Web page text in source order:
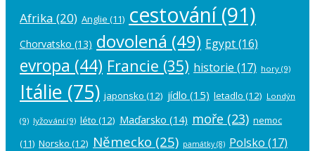
Afrika (20) Anglie (11) cestování(91)
Chorvatsko (13) dovolená (49) Egypt(16)
evropa (44) Francie (35) historie (17) hory (9)
Itálie (75) japonsko (12) jídlo (15) letadlo (12) Londýn
(9) lyžování (9) léto (12) Maďarsko (14) moře (23) nemoc
(11) Norsko (12) Německo (25) památky(8) Polsko (17)